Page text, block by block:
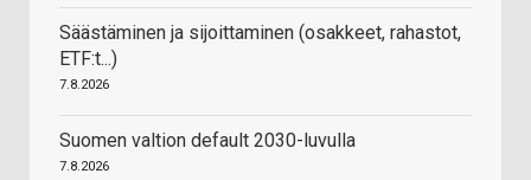
Säästäminen ja sijoittaminen (osakkeet, rahastot,
ETF:t...)
7.8.2026
Suomen valtion default 2030-luvulla
7.8.2026